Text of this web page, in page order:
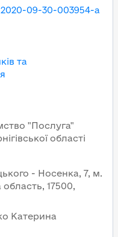
09-30-003954-a
та
"Послуга"
області
- Носенка, 7, м.
область, 17500,
Катерина